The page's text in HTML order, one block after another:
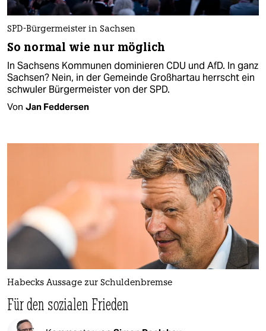
SPD-Bürgermeister in Sachsen
So normal wie nur möglich
In Sachsens Kommunen dominieren CDU und AfD. In ganz
Sachsen? Nein, in der Gemeinde Großhartau herrscht ein
schwuler Bürgermeister von der SPD.
Von Jan Feddersen
Habecks Aussage zur Schuldenbremse
Für den sozialen Frieden